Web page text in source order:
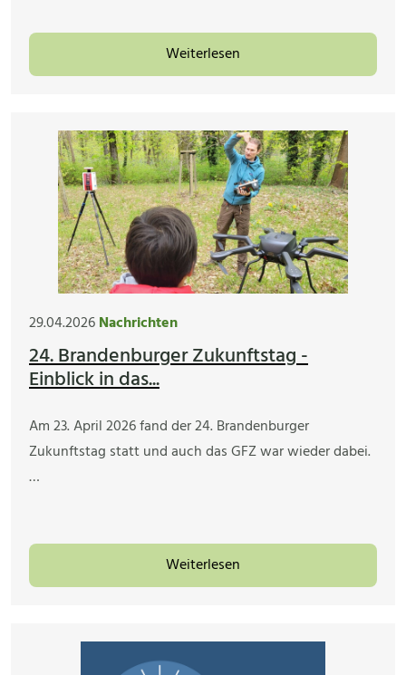
Weiterlesen
29.04.2026Nachrichten
24. Brandenburger Zukunftstag -
Einblick in das...
Am 23. April 2026 fand der 24. Brandenburger
Zukunftstag statt und auch das GFZ war wieder dabei.
…
Weiterlesen